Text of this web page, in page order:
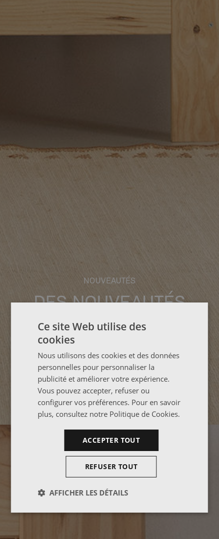
TABLES DE CHEVET
COMPLÉTEZ
VOTRE CHAMBRE À
COUCHER
voir la collection
DE NOUVEAUX
SOMMEIL PLUS
découvrez-les
LIBE&AIKA
NOUVEAUX TABLES
À LANGER POUR
découvrez-les
NOUVEAUTÉS
DES NOUVEAUTÉS
À NE PAS
MANQUER
voir la collection
DES ARMOIRES
ÉVOLUENT AVEC
voir la collection
TABLES DE CHEVET
COMPLÉTEZ
VOTRE CHAMBRE À
COUCHER
voir la collection
DE NOUVEAUX
SOMMEIL PLUS
découvrez-les
Ce site Web utilise des
cookies
Nous utilisons des cookies et des données
personnelles pour personnaliser la
publicité et améliorer votre expérience.
Vous pouvez accepter, refuser ou
configurer vos préférences. Pour en savoir
plus, consultez notre Politique de Cookies.
ACCEPTER TOUT
REFUSER TOUT
AFFICHER LES DÉTAILS